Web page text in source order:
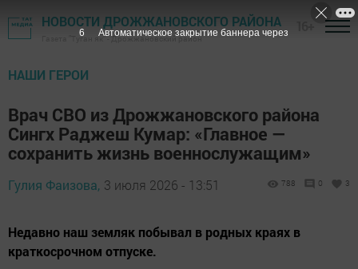
НОВОСТИ ДРОЖЖАНОВСКОГО РАЙОНА
Газета "Туган як" - Дрожжановский район
НАШИ ГЕРОИ
Врач СВО из Дрожжановского района
Сингх Раджеш Кумар: «Главное —
сохранить жизнь военнослужащим»
Гулия Фаизова, 3 июля 2026 - 13:51 788 0 3
Недавно наш земляк побывал в родных краях в
краткосрочном отпуске.
4 Автоматическое закрытие баннера через